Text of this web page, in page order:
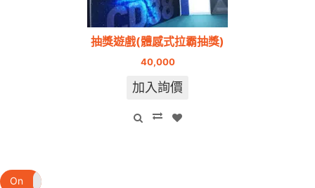
抽獎遊戲(體感式拉霸抽獎)
40,000
加入詢價
On